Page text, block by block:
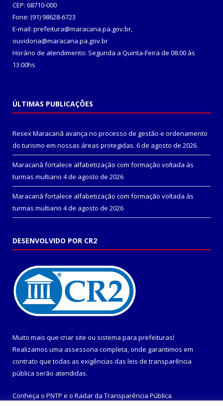
CEP: 68710-000
Fone: (91) 98628-6723
E-mail: prefeitura@maracana.pa.gov.br,
ouvidoria@maracana.pa.gov.br
Horário de atendimento: Segunda a Quinta-Feira de 08:00 às
13:00hs
ÚLTIMAS PUBLICAÇÕES
Resex Maracanã avança no processo de gestão e ordenamento
do turismo em nossas áreas protegidas. 6 de agosto de 2026
Maracanã fortalece alfabetização com formação voltada às
turmas multiano 4 de agosto de 2026
Maracanã fortalece alfabetização com formação voltada às
turmas multiano 4 de agosto de 2026
DESENVOLVIDO POR CR2
Muito mais que criar site ou sistema para prefeituras!
Realizamos uma assessoria completa, onde garantimos em
contrato que todas as exigências das leis de transparência
pública serão atendidas.
Conheça o PNTP e o Radar da Transparência Pública